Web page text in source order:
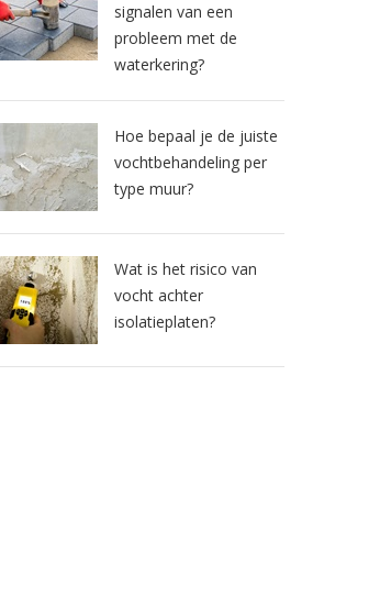
signalen van een
probleem met de
waterkering?
Hoe bepaal je de juiste
vochtbehandeling per
type muur?
Wat is het risico van
vocht achter
isolatieplaten?